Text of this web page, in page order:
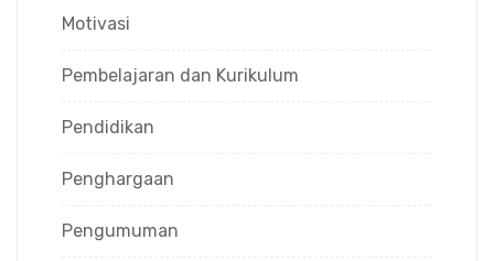
Motivasi
Pembelajaran dan Kurikulum
Pendidikan
Penghargaan
Pengumuman